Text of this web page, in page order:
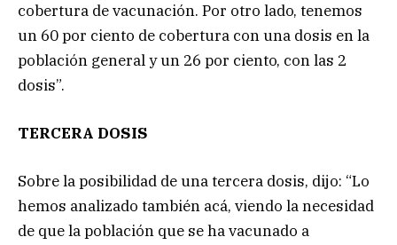
cobertura de vacunación. Por otro lado, tenemos
un 60 por ciento de cobertura con una dosis en la
población general y un 26 por ciento, con las 2
dosis”.
TERCERA DOSIS
Sobre la posibilidad de una tercera dosis, dijo: “Lo
hemos analizado también acá, viendo la necesidad
de que la población que se ha vacunado a